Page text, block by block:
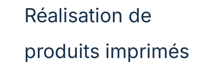
Réalisation de
produits imprimés